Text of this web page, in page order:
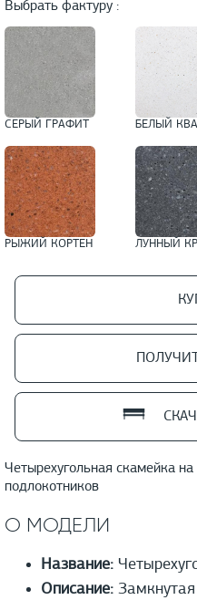
Четырехугольная скамейка
подлокотников
Выбрать фактуру :
СЕРЫЙ ГРАФИТ БЕЛЫЙ
РЫЖИЙ КОРТЕН ЛУННЫЙ
О МОДЕЛИ
Название:
Описание: